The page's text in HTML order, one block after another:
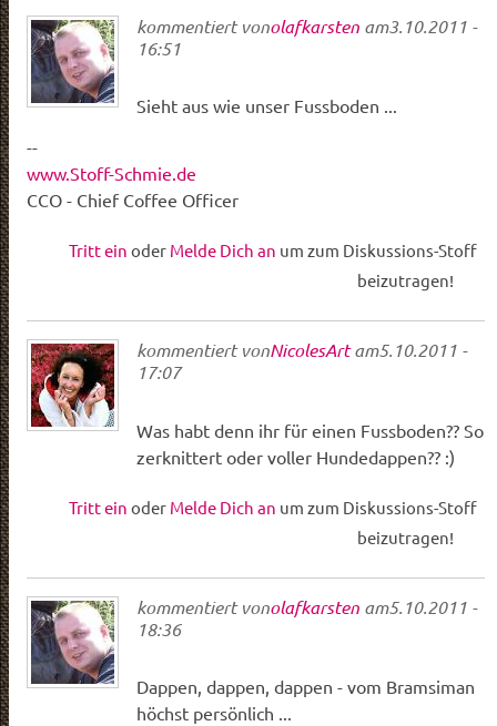
kommentiert vonolafkarsten am3.10.2011 -
16:51
Sieht aus wie unser Fussboden ...
--
www.Stoff-Schmie.de
CCO - Chief Coffee Officer
Tritt ein oder Melde Dich an um zum Diskussions-Stoff
beizutragen!
kommentiert vonNicolesArtam5.10.2011 -
17:07
Was habt denn ihr für einen Fussboden?? So
zerknittert oder voller Hundedappen?? :)
Tritt ein oder Melde Dich an um zum Diskussions-Stoff
beizutragen!
kommentiert vonolafkarsten am5.10.2011 -
18:36
Dappen, dappen, dappen - vom Bramsiman
höchst persönlich ...